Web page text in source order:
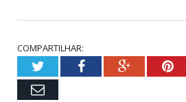
COMPARTILHAR:
TwitterFacebookGoogle+
Email